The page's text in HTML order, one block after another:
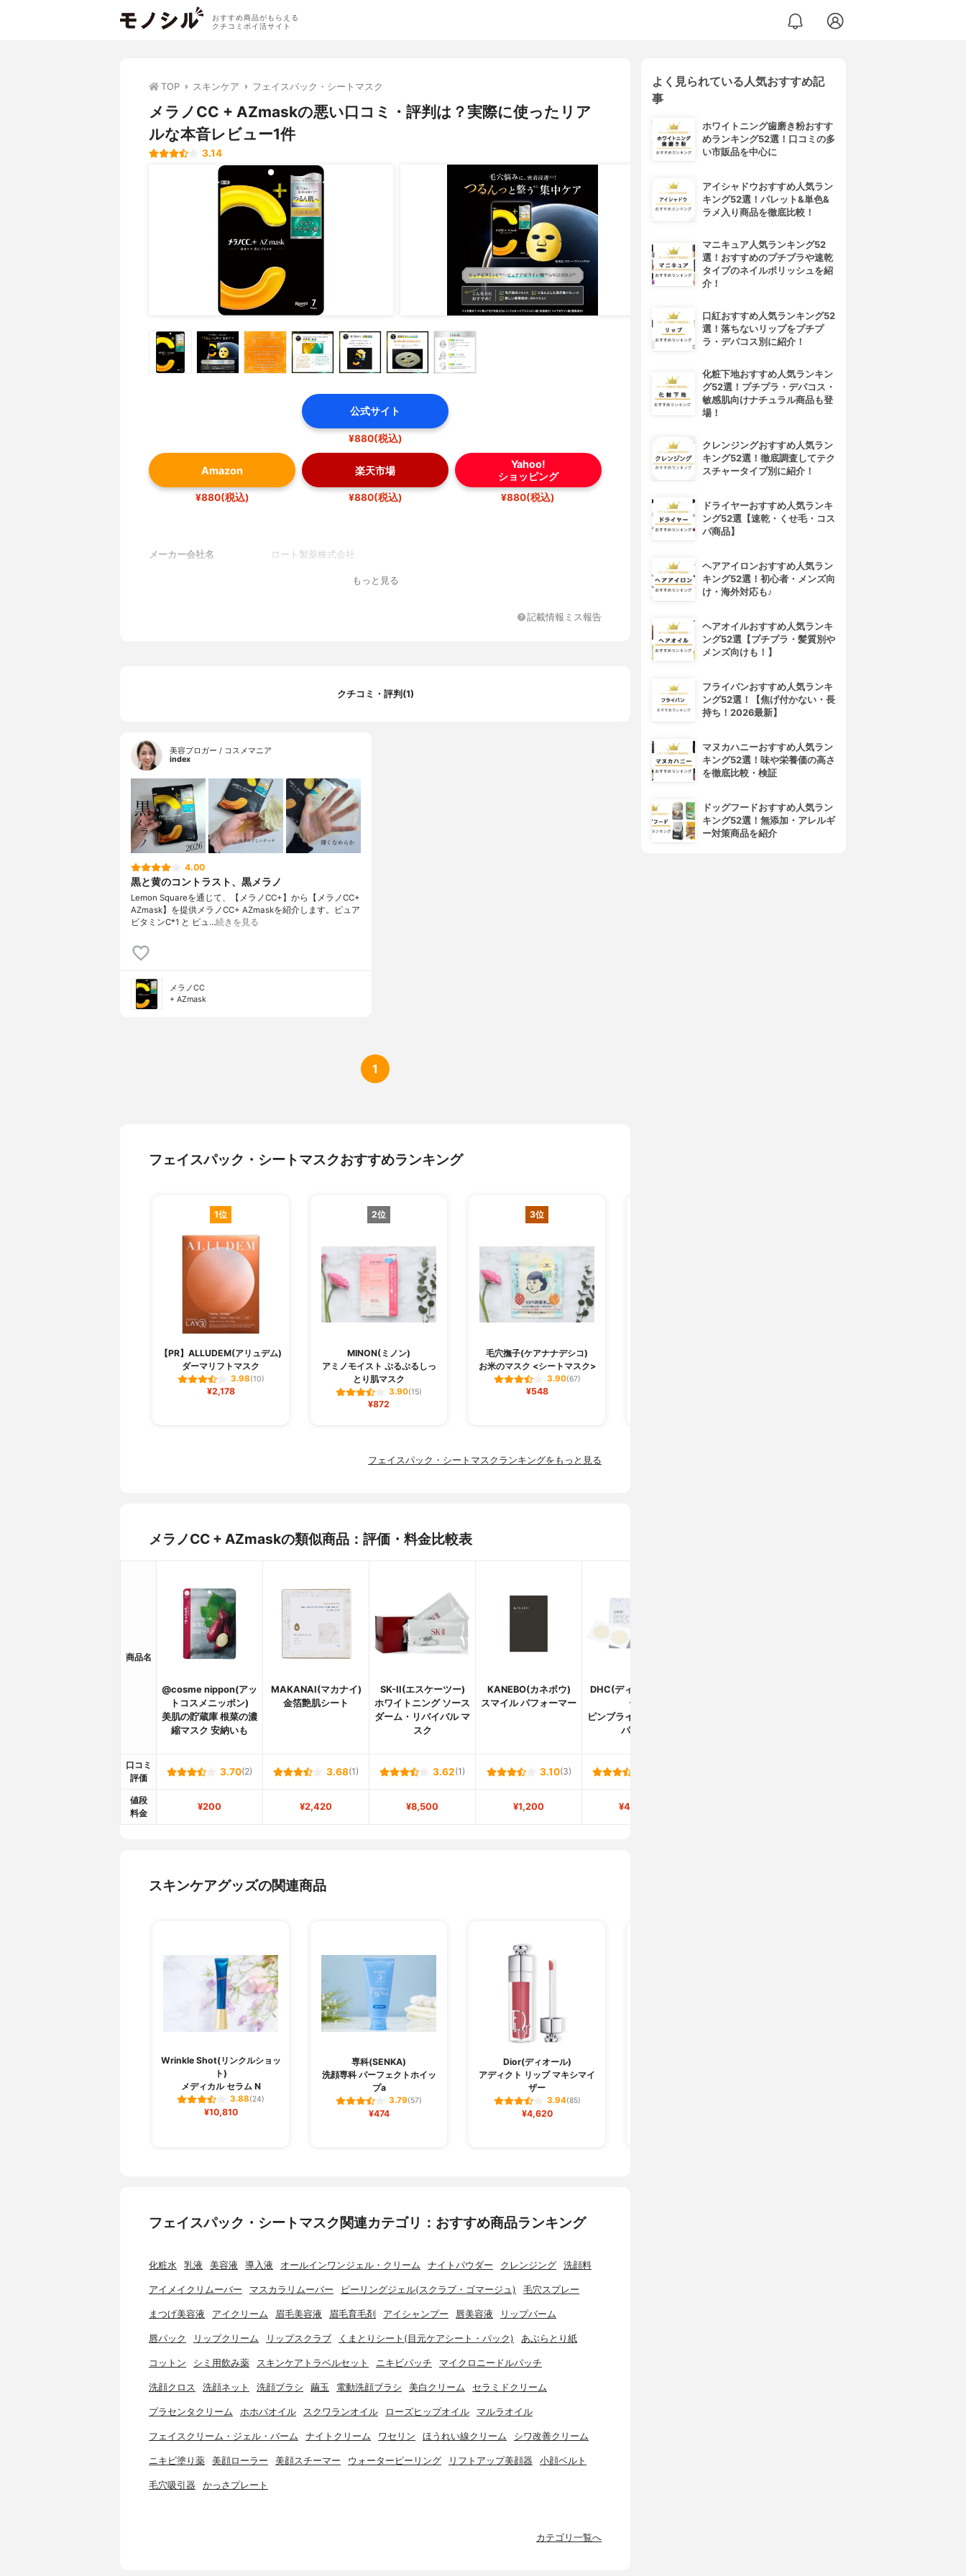
おすすめ商品がもらえる
クチコミポイ活サイト
TOP スキンケア フェイスパック・シートマスク
メラノCC + AZmaskの悪い口コミ・評判は？実際に使ったリア
ルな本音レビュー1件
3.14
公式サイト
¥880(税込)
Amazon
¥880(税込)
楽天市場
¥880(税込)
Yahoo!
ショッピング
¥880(税込)
メーカー会社名 ロート製薬株式会社
もっと見る
記載情報ミス報告
クチコミ・評判(1)
美容ブロガー / コスメマニア
index
4.00
黒と黄のコントラスト、黒メラノ
Lemon Squareを通じて、【メラノCC+】から【メラノCC+
AZmask】を提供メラノCC+ AZmaskを紹介します。ピュア
ビタミンC*1 と ピュ…続きを見る
メラノCC
+ AZmask
1
フェイスパック・シートマスクおすすめランキング
1位
【PR】ALLUDEM(アリュデム)
ダーマリフトマスク
3.98(10)
¥2,178
2位
MINON(ミノン)
アミノモイスト ぷるぷるしっ
とり肌マスク
3.90(15)
¥872
3位
毛穴撫子(ケアナナデシコ)
お米のマスク <シートマスク>
3.90(67)
¥548
フェイスパック・シートマスクランキングをもっと見る
メラノCC + AZmaskの類似商品：評価・料金比較表
商品名
@cosme nippon(アッ
トコスメニッポン)
美肌の貯蔵庫 根菜の濃
縮マスク 安納いも
MAKANAI(マカナイ)
金箔艶肌シート
SK-II(エスケーツー)
ホワイトニング ソース
ダーム・リバイバル マ
スク
KANEBO(カネボウ)
スマイル パフォーマー
DHC(ディーエイチシ
ー)
ピンブライト ホワイト
パック
口コミ
評価
3.70(2) 3.68(1) 3.62(1) 3.10(3)
値段
料金
¥200 ¥2,420 ¥8,500 ¥1,200 ¥4,380
スキンケアグッズの関連商品
Wrinkle Shot(リンクルショッ
ト)
メディカル セラム N
3.88(24)
¥10,810
専科(SENKA)
洗顔専科 パーフェクトホイッ
プa
3.79(57)
¥474
Dior(ディオール)
アディクト リップ マキシマイ
ザー
3.94(85)
¥4,620
フェイスパック・シートマスク関連カテゴリ：おすすめ商品ランキング
化粧水 乳液 美容液 導入液 オールインワンジェル・クリーム ナイトパウダー クレンジング 洗顔料
アイメイクリムーバー マスカラリムーバー ピーリングジェル(スクラブ・ゴマージュ) 毛穴スプレー
まつげ美容液 アイクリーム 眉毛美容液 眉毛育毛剤 アイシャンプー 唇美容液 リップバーム
唇パック リップクリーム リップスクラブ くまとりシート(目元ケアシート・パック) あぶらとり紙
コットン シミ用飲み薬 スキンケアトラベルセット ニキビパッチ マイクロニードルパッチ
洗顔クロス 洗顔ネット 洗顔ブラシ 繭玉 電動洗顔ブラシ 美白クリーム セラミドクリーム
プラセンタクリーム ホホバオイル スクワランオイル ローズヒップオイル マルラオイル
フェイスクリーム・ジェル・バーム ナイトクリーム ワセリン ほうれい線クリーム シワ改善クリーム
ニキビ塗り薬 美顔ローラー 美顔スチーマー ウォーターピーリング リフトアップ美顔器 小顔ベルト
毛穴吸引器 かっさプレート
カテゴリ一覧へ
よく見られている人気おすすめ記
事
ホワイトニング歯磨き粉おすす
めランキング52選！口コミの多
い市販品を中心に
アイシャドウおすすめ人気ラン
キング52選！パレット&単色&
ラメ入り商品を徹底比較！
マニキュア人気ランキング52
選！おすすめのプチプラや速乾
タイプのネイルポリッシュを紹
介！
口紅おすすめ人気ランキング52
選！落ちないリップをプチプ
ラ・デパコス別に紹介！
化粧下地おすすめ人気ランキン
グ52選！プチプラ・デパコス・
敏感肌向けナチュラル商品も登
場！
クレンジングおすすめ人気ラン
キング52選！徹底調査してテク
スチャータイプ別に紹介！
ドライヤーおすすめ人気ランキ
ング52選【速乾・くせ毛・コス
パ商品】
ヘアアイロンおすすめ人気ラン
キング52選！初心者・メンズ向
け・海外対応も♪
ヘアオイルおすすめ人気ランキ
ング52選【プチプラ・髪質別や
メンズ向けも！】
フライパンおすすめ人気ランキ
ング52選！【焦げ付かない・長
持ち！2026最新】
マヌカハニーおすすめ人気ラン
キング52選！味や栄養価の高さ
を徹底比較・検証
ドッグフードおすすめ人気ラン
キング52選！無添加・アレルギ
ー対策商品を紹介